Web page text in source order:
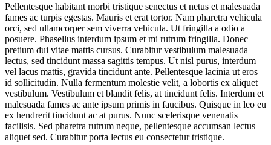
Pellentesque habitant morbi tristique senectus et netus et malesuada
fames ac turpis egestas. Mauris et erat tortor. Nam pharetra vehicula
orci, sed ullamcorper sem viverra vehicula. Ut fringilla a odio a
posuere. Phasellus interdum ipsum et mi rutrum fringilla. Donec
pretium dui vitae mattis cursus. Curabitur vestibulum malesuada
lectus, sed tincidunt massa sagittis tempus. Ut nisl purus, interdum
vel lacus mattis, gravida tincidunt ante. Pellentesque lacinia ut eros
id sollicitudin. Nulla fermentum molestie velit, a lobortis ex aliquet
vestibulum. Vestibulum et blandit felis, at tincidunt felis. Interdum et
malesuada fames ac ante ipsum primis in faucibus. Quisque in leo eu
ex hendrerit tincidunt ac at purus. Nunc scelerisque venenatis
facilisis. Sed pharetra rutrum neque, pellentesque accumsan lectus
aliquet sed. Curabitur porta lectus eu consectetur tristique.